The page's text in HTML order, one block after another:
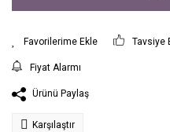
Tavsiye
Fiyat Alarmı
Ürünü Paylaş
Karşılaştır